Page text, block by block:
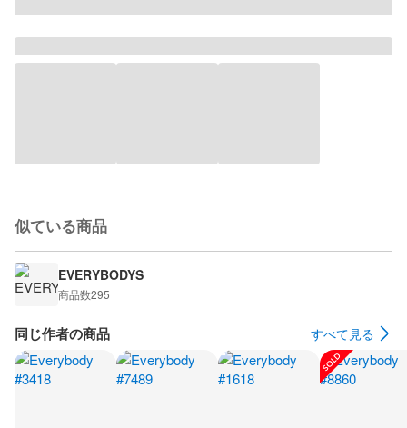
似ている商品
EVERYBODYS
商品数295
同じ作者の商品 すべて見る